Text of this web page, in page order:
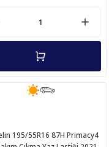
195/55R16 87H Primacy4